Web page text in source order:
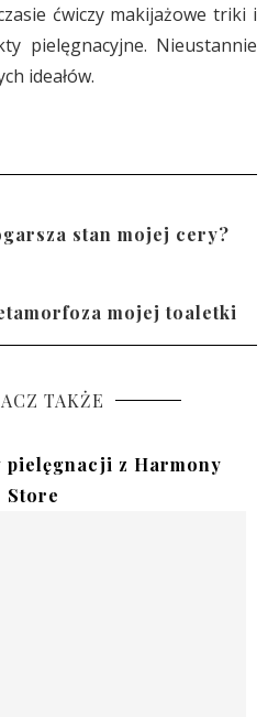
ćwiczy makijażowe triki i
pielęgnacyjne. Nieustannie
ideałów.
stan mojej cery?
mojej toaletki
TAKŻE
pielęgnacji z Harmony
Store